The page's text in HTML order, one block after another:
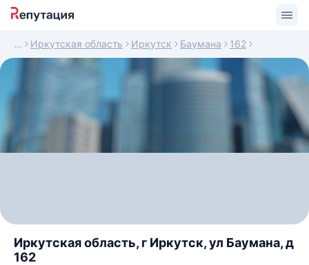
Иркутская область Иркутск Баумана 162
Иркутская область, г Иркутск, ул Баумана, д
162